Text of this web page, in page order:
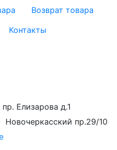
Возврат товара
Контакты
Елизарова д.1
Новочеркасский пр.29/10